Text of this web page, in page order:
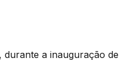
durante a inauguração de